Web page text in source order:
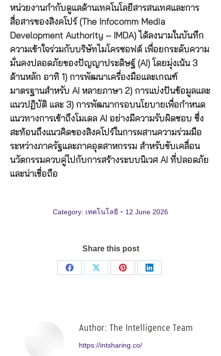
หน่วยงานกำกับดูแลด้านเทคโนโลยีสารสนเทศและการ
สื่อสารของสิงคโปร์ (The Infocomm Media
Development Authority – IMDA) ได้ลงนามในบันทึก
ความเข้าใจร่วมกับบริษัทไมโครซอฟต์ เพื่อยกระดับความ
มั่นคงปลอดภัยของปัญญาประดิษฐ์ (AI) โดยมุ่งเน้น 3
ด้านหลัก อาทิ 1) การพัฒนาเครื่องมือและเกณฑ์
มาตรฐานสำหรับ AI หลายภาษา 2) การแบ่งปันข้อมูลและ
แนวปฏิบัติ และ 3) การพัฒนากรอบนโยบายเพื่อกำหนด
แนวทางการเข้าถึงโมเดล AI อย่างมีความรับผิดชอบ ซึ่ง
สะท้อนถึงแนวคิดของสิงคโปร์ในการผสานความร่วมมือ
ระหว่างภาครัฐและภาคอุตสาหกรรม สำหรับขับเคลื่อน
นวัตกรรมควบคู่ไปกับการสร้างระบบนิเวศ AI ที่ปลอดภัย
และน่าเชื่อถือ
Category: เทคโนโลยี 12 June 2026
Share this post
Share
Share
Share
Share
Author: The Intelligence Team
https://intsharing.co/